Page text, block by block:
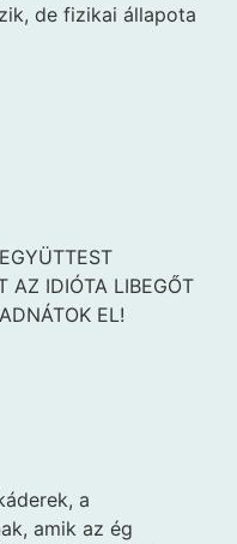
de fizikai állapota
AZ IDIÓTA LIBEGŐT
EL!
a
amik az ég